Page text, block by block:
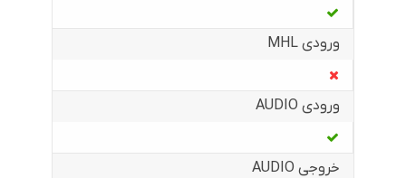
ورودی MHL
ورودی AUDIO
خروجی AUDIO